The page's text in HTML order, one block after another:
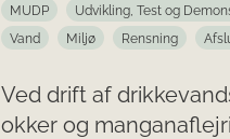
MUDP Udvikling, Test og
Vand
Miljø Rensning
Ved drift af
okker og